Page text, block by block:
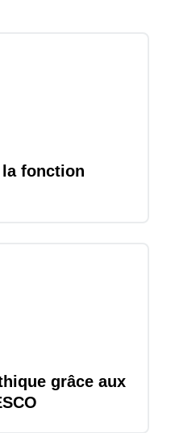
fonction
grâce aux